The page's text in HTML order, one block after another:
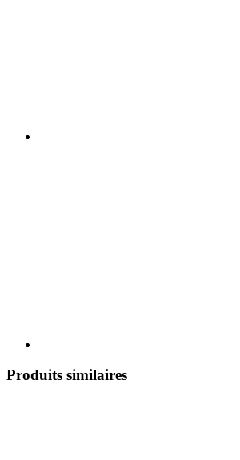
Produits similaires